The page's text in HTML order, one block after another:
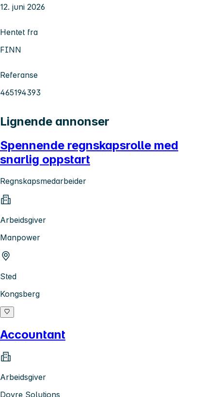
12. juni 2026
Hentet fra
FINN
Referanse
465194393
Lignende annonser
Spennende regnskapsrolle med
snarlig oppstart
Regnskapsmedarbeider
Arbeidsgiver
Manpower
Sted
Kongsberg
Accountant
Arbeidsgiver
Dovre Solutions